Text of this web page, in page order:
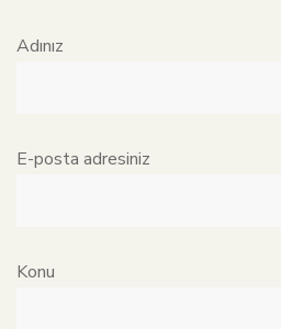
Adınız
E-posta adresiniz
Konu